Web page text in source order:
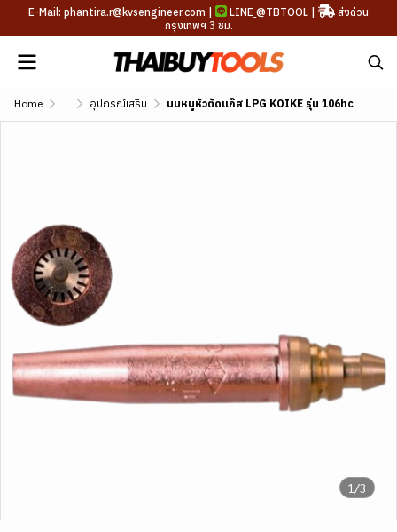
E-Mail: phantira.r@kvsengineer.com | LINE @TBTOOL |
ส่งด่วน
กรุงเทพฯ 3 ชม.
Home ... อุปกรณ์เสริม นมหนูหัวตัดแก๊ส LPG KOIKE รุ่น 106hc
1/3